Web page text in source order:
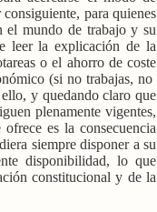
para quienes
el mundo de trabajo y su
leer la explicación de la
o el ahorro de coste
(si no trabajas, no
y quedando claro que
plenamente vigentes,
es la consecuencia
siempre disponer a su
disponibilidad, lo que
constitucional y de la